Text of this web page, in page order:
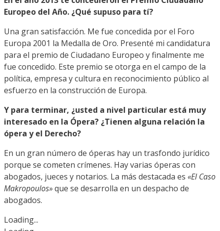
Europeo del Año. ¿Qué supuso para tí?
Una gran satisfacción. Me fue concedida por el Foro
Europa 2001 la Medalla de Oro. Presenté mi candidatura
para el premio de Ciudadano Europeo y finalmente me
fue concedido. Este premio se otorga en el campo de la
política, empresa y cultura en reconocimiento público al
esfuerzo en la construcción de Europa.
Y para terminar, ¿usted a nivel particular está muy
interesado en la Ópera? ¿Tienen alguna relación la
ópera y el Derecho?
En un gran número de óperas hay un trasfondo jurídico
porque se cometen crímenes. Hay varias óperas con
abogados, jueces y notarios. La más destacada es «El Caso
Makropoulos»que se desarrolla en un despacho de
abogados.
Loading...